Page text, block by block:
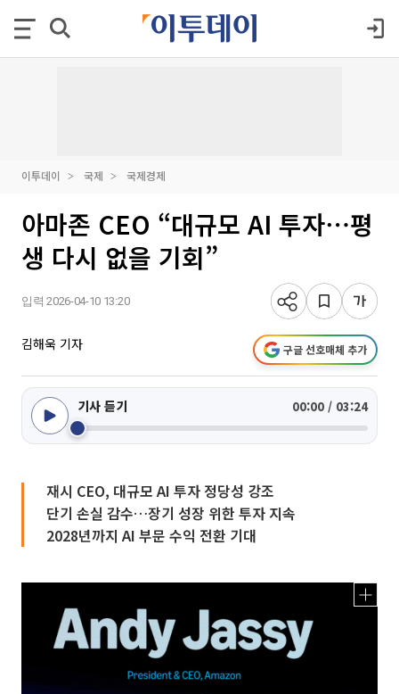
이투데이 국제 국제경제
아마존 CEO “대규모 AI 투자⋯평
생 다시 없을 기회”
입력 2026-04-10 13:20
김해욱 기자 구글 선호매체 추가
기사 듣기 00:00 / 03:24
재시 CEO, 대규모 AI 투자 정당성 강조
단기 손실 감수…장기 성장 위한 투자 지속
2028년까지 AI 부문 수익 전환 기대